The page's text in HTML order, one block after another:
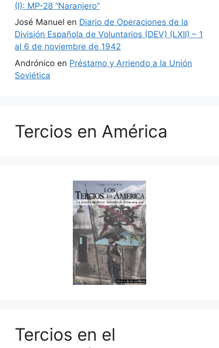
(I): MP-28 “Naranjero”
José Manuel en Diario de Operaciones de la
División Española de Voluntarios (DEV) (LXII) – 1
al 6 de noviembre de 1942
Andrónico en Préstamo y Arriendo a la Unión
Soviética
Tercios en América
Tercios en el